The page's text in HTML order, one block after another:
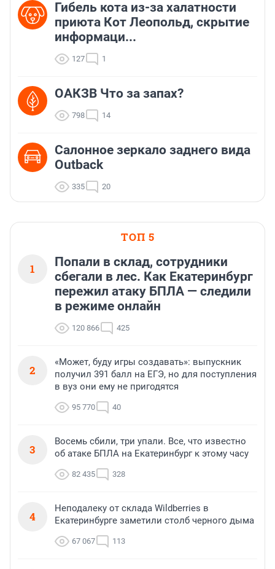
Гибель кота из-за халатности
приюта Кот Леопольд, скрытиe
информаци...
127 1
ОАКЗВ Что за запах?
798 14
Салонное зеркало заднего вида
Outback
335 20
ТОП 5
1
Попали в склад, сотрудники
сбегали в лес. Как Екатеринбург
пережил атаку БПЛА — следили
в режиме онлайн
120 866 425
2
«Может, буду игры создавать»: выпускник
получил 391 балл на ЕГЭ, но для поступления
в вуз они ему не пригодятся
95 770 40
3
Восемь сбили, три упали. Все, что известно
об атаке БПЛА на Екатеринбург к этому часу
82 435 328
4
Неподалеку от склада Wildberries в
Екатеринбурге заметили столб черного дыма
67 067 113